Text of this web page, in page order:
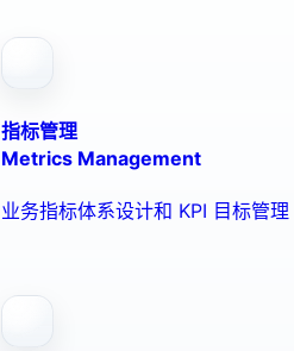
指标管理
Metrics Management
业务指标体系设计和 KPI 目标管理